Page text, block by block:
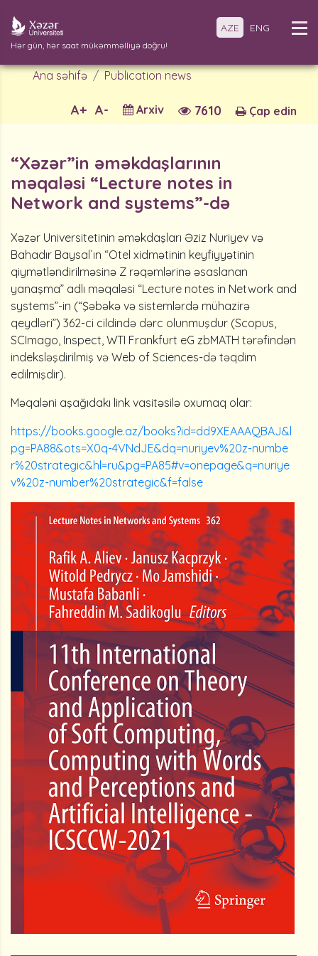
Hər gün, hər saat mükəmməlliyə doğru!
AZE ENG
Ana səhifə Publication news
Çap edin
7610
Arxiv
A-
A+
“Xəzər”in əməkdaşlarının
məqaləsi “Lecture notes in
Network and systems”-də
Xəzər Universitetinin əməkdaşları Əziz Nuriyev və
Bahadır Baysal`ın “Otel xidmətinin keyfiyyətinin
qiymətləndirilməsinə Z rəqəmlərinə əsaslanan
yanaşma” adlı məqaləsi “Lecture notes in Network and
systems”-in (“Şəbəkə və sistemlərdə mühazirə
qeydləri”) 362-ci cildində dərc olunmuşdur (Scopus,
SCImago, Inspect, WTI Frankfurt eG zbMATH tərəfindən
indeksləşdirilmiş və Web of Sciences-də təqdim
edilmişdir).
Məqaləni aşağıdakı link vasitəsilə oxumaq olar:
https://books.google.az/books?id=dd9XEAAAQBAJ&l
pg=PA88&ots=X0q-4VNdJE&dq=nuriyev%20z-numbe
r%20strategic&hl=ru&pg=PA85#v=onepage&q=nuriye
v%20z-number%20strategic&f=false